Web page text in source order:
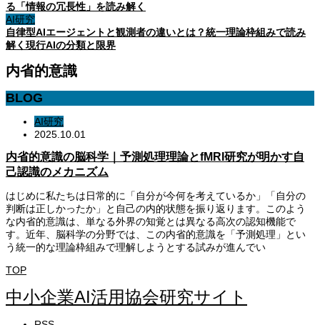
る「情報の冗長性」を読み解く
AI研究
自律型AIエージェントと観測者の違いとは？統一理論枠組みで読み
解く現行AIの分類と限界
内省的意識
BLOG
AI研究
2025.10.01
内省的意識の脳科学｜予測処理理論とfMRI研究が明かす自
己認識のメカニズム
はじめに私たちは日常的に「自分が今何を考えているか」「自分の
判断は正しかったか」と自己の内的状態を振り返ります。このよう
な内省的意識は、単なる外界の知覚とは異なる高次の認知機能で
す。近年、脳科学の分野では、この内省的意識を「予測処理」とい
う統一的な理論枠組みで理解しようとする試みが進んでい
TOP
中小企業AI活用協会研究サイト